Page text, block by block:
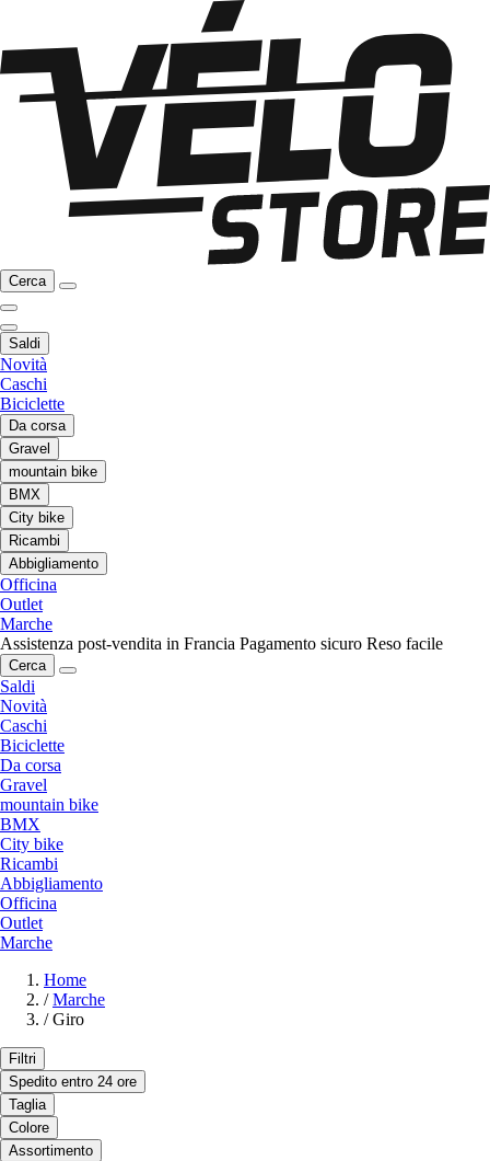
Cerca
Saldi
Novità
Caschi
Biciclette
Da corsa
Gravel
mountain bike
BMX
City bike
Ricambi
Abbigliamento
Officina
Outlet
Marche
Assistenza post-vendita in Francia Pagamento sicuro Reso facile
Cerca
Saldi
Novità
Caschi
Biciclette
Da corsa
Gravel
mountain bike
BMX
City bike
Ricambi
Abbigliamento
Officina
Outlet
Marche
Home
/ Marche
/ Giro
Filtri
Spedito entro 24 ore
Taglia
Colore
Assortimento